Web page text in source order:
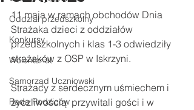
Oddział przedszkolny
Konkursy
Wolontariat
Samorząd Uczniowski
Rada Rodziców
11 maja w ramach obchodów Dnia
Strażaka dzieci z oddziałów
przedszkolnych i klas 1-3 odwiedziły
strażaków z OSP w Iskrzyni.
Strażacy z serdecznym uśmiechem i
życzliwością  przywitali gości i w